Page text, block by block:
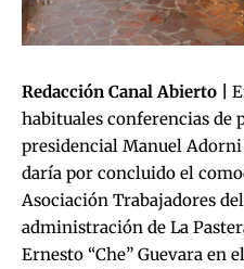
Redacción Canal Abierto |
habituales conferencias de
presidencial Manuel
daría por concluido el
Asociación Trabajadores
administración de La
Ernesto “Che” Guevara en